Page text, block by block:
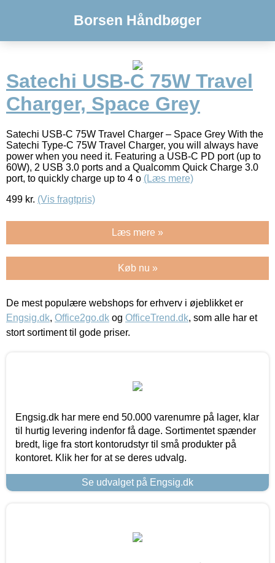
Borsen Håndbøger
Satechi USB-C 75W Travel
Charger, Space Grey
Satechi USB-C 75W Travel Charger – Space Grey With the
Satechi Type-C 75W Travel Charger, you will always have
power when you need it. Featuring a USB-C PD port (up to
60W), 2 USB 3.0 ports and a Qualcomm Quick Charge 3.0
port, to quickly charge up to 4 o (Læs mere)
499 kr. (Vis fragtpris)
Læs mere »
Køb nu »
De mest populære webshops for erhverv i øjeblikket er
Engsig.dk, Office2go.dk og OfficeTrend.dk, som alle har et
stort sortiment til gode priser.
Engsig.dk har mere end 50.000 varenumre på lager, klar
til hurtig levering indenfor få dage. Sortimentet spænder
bredt, lige fra stort kontorudstyr til små produkter på
kontoret. Klik her for at se deres udvalg.
Se udvalget på Engsig.dk